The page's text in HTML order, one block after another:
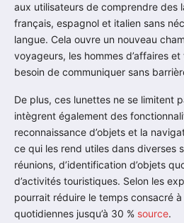
aux utilisateurs de comprendre des
français, espagnol et italien sans
langue. Cela ouvre un nouveau
voyageurs, les hommes d’affaires
besoin de communiquer sans
De plus, ces lunettes ne se limitent
intègrent également des
reconnaissance d’objets et la
ce qui les rend utiles dans diverses
réunions, d’identification d’objets
d’activités touristiques. Selon les
pourrait réduire le temps consacré
quotidiennes jusqu’à 30 % source.